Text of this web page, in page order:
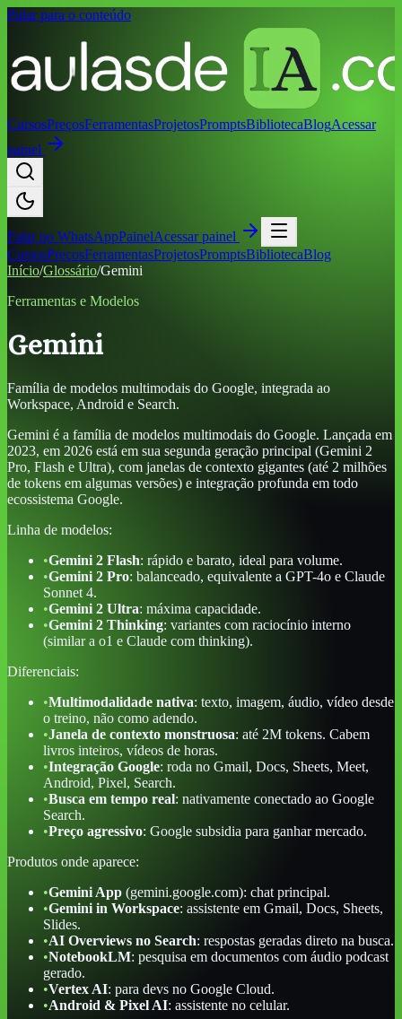
Pular para o conteúdo
CursosPreçosFerramentasProjetosPromptsBibliotecaBlogAcessar
painel
Falar no WhatsAppPainelAcessar painel
CursosPreçosFerramentasProjetosPromptsBibliotecaBlog
Início/Glossário/Gemini
Ferramentas e Modelos
Gemini
Família de modelos multimodais do Google, integrada ao
Workspace, Android e Search.
Gemini é a família de modelos multimodais do Google. Lançada em
2023, em 2026 está em sua segunda geração principal (Gemini 2
Pro, Flash e Ultra), com janelas de contexto gigantes (até 2 milhões
de tokens em algumas versões) e integração profunda em todo
ecossistema Google.
Linha de modelos:
•Gemini 2 Flash: rápido e barato, ideal para volume.
•Gemini 2 Pro: balanceado, equivalente a GPT-4o e Claude
Sonnet 4.
•Gemini 2 Ultra: máxima capacidade.
•Gemini 2 Thinking: variantes com raciocínio interno
(similar a o1 e Claude com thinking).
Diferenciais:
•Multimodalidade nativa: texto, imagem, áudio, vídeo desde
o treino, não como adendo.
•Janela de contexto monstruosa: até 2M tokens. Cabem
livros inteiros, vídeos de horas.
•Integração Google: roda no Gmail, Docs, Sheets, Meet,
Android, Pixel, Search.
•Busca em tempo real: nativamente conectado ao Google
Search.
•Preço agressivo: Google subsidia para ganhar mercado.
Produtos onde aparece:
•Gemini App (gemini.google.com): chat principal.
•Gemini in Workspace: assistente em Gmail, Docs, Sheets,
Slides.
•AI Overviews no Search: respostas geradas direto na busca.
•NotebookLM: pesquisa em documentos com áudio podcast
gerado.
•Vertex AI: para devs no Google Cloud.
•Android & Pixel AI: assistente no celular.